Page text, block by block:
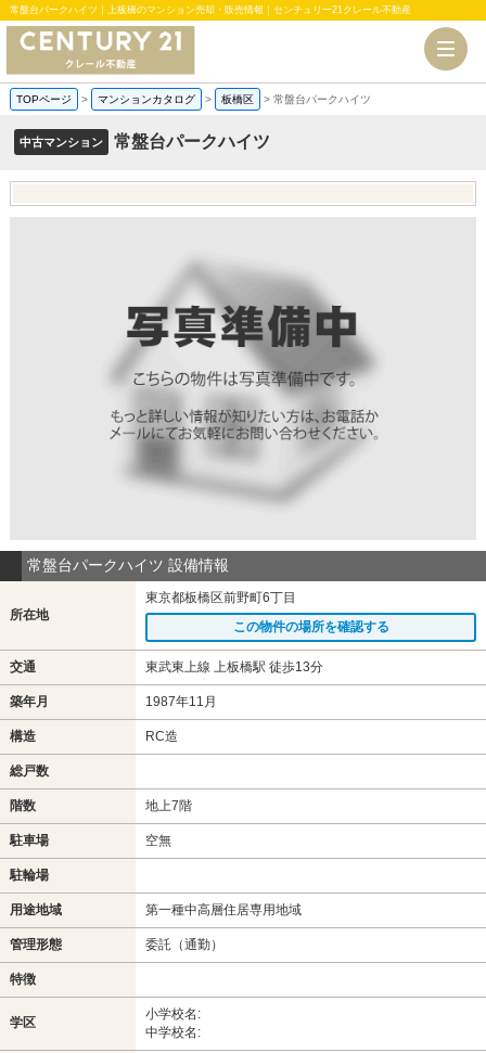
常盤台パークハイツ｜上板橋のマンション売却・販売情報｜センチュリー21クレール不動産
TOPページ > マンションカタログ > 板橋区 > 常盤台パークハイツ
中古マンション 常盤台パークハイツ
常盤台パークハイツ 設備情報
所在地
東京都板橋区前野町6丁目
この物件の場所を確認する
交通 東武東上線 上板橋駅 徒歩13分
築年月 1987年11月
構造 RC造
総戸数
階数 地上7階
駐車場 空無
駐輪場
用途地域 第一種中高層住居専用地域
管理形態 委託（通勤）
特徴
学区
小学校名:
中学校名: